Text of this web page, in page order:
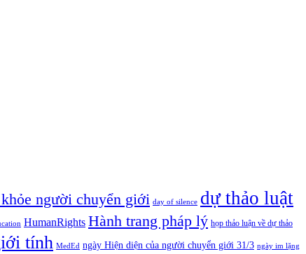
người chuyển giới day of silence dự thảo luật
HumanRights Hành trang pháp lý họp thảo luận về dự thảo
tính MedEd ngày Hiện diện của người chuyển giới 31/3 ngày im lặng